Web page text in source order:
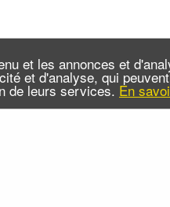
et les annonces et
et d'analyse, qui
de leurs services. En